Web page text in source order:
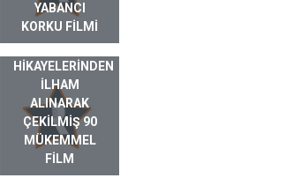
YABANCI
KORKU FILMI
GERÇEK HAYAT
HIKAYELERINDEN
ILHAM
ALINARAK
ÇEKILMIŞ 90
MÜKEMMEL
FILM